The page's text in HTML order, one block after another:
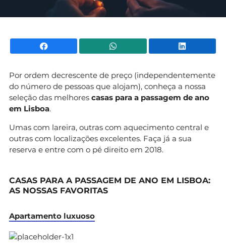
Facebook WhatsApp
Por ordem decrescente de preço (independentemente
do número de pessoas que alojam), conheça a nossa
seleção das melhores casas para a passagem de ano
em Lisboa.
Umas com lareira, outras com aquecimento central e
outras com localizações excelentes. Faça já a sua
reserva e entre com o pé direito em 2018.
CASAS PARA A PASSAGEM DE ANO EM LISBOA:
AS NOSSAS FAVORITAS
Apartamento luxuoso